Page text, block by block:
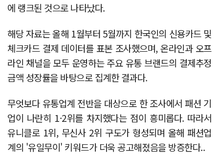
에 랭크된 것으로 나타났다.
해당 자료는 올해 1월부터 5월까지 한국인의 신용카드 및
체크카드 결제 데이터를 표본 조사했으며, 온라인과 오프
라인 채널을 모두 운영하는 주요 유통 브랜드의 결제추정
금액 성장률을 바탕으로 집계한 결과다.
무엇보다 유통업계 전반을 대상으로 한 조사에서 패션 기
업이 나란히 1·2위를 차지했다는 점이 흥미롭다. 따라서
유니클로 1위, 무신사 2위 구도가 형성되며 올해 패션업
계의 '유일무이' 키워드가 더욱 공고해졌음을 방증한다..